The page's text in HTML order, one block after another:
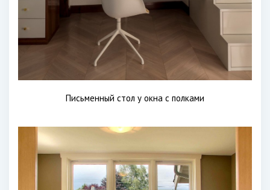
Письменный стол у окна с полками